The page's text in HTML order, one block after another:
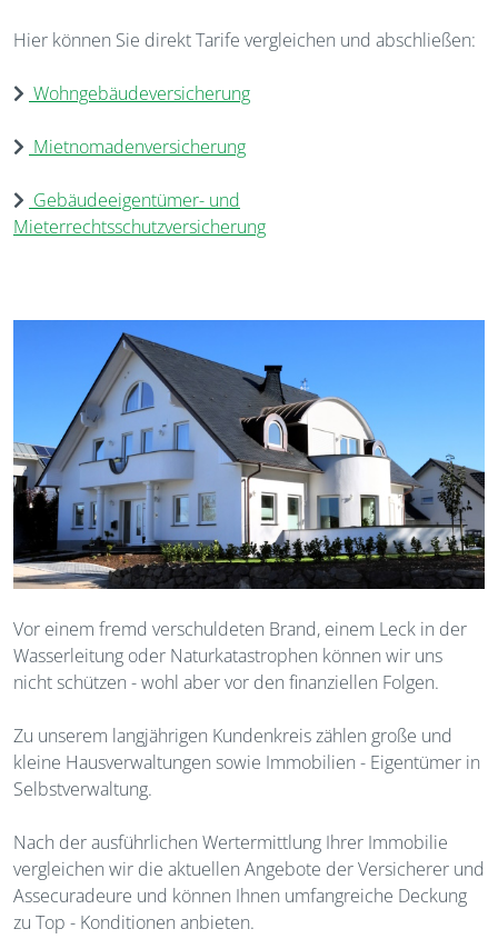
Hier können Sie direkt Tarife vergleichen und abschließen:
Wohngebäudeversicherung
Mietnomadenversicherung
Gebäudeeigentümer- und
Mieterrechtsschutzversicherung
Vor einem fremd verschuldeten Brand, einem Leck in der
Wasserleitung oder Naturkatastrophen können wir uns
nicht schützen - wohl aber vor den finanziellen Folgen.
Zu unserem langjährigen Kundenkreis zählen große und
kleine Hausverwaltungen sowie Immobilien - Eigentümer in
Selbstverwaltung.
Nach der ausführlichen Wertermittlung Ihrer Immobilie
vergleichen wir die aktuellen Angebote der Versicherer und
Assecuradeure und können Ihnen umfangreiche Deckung
zu Top - Konditionen anbieten.